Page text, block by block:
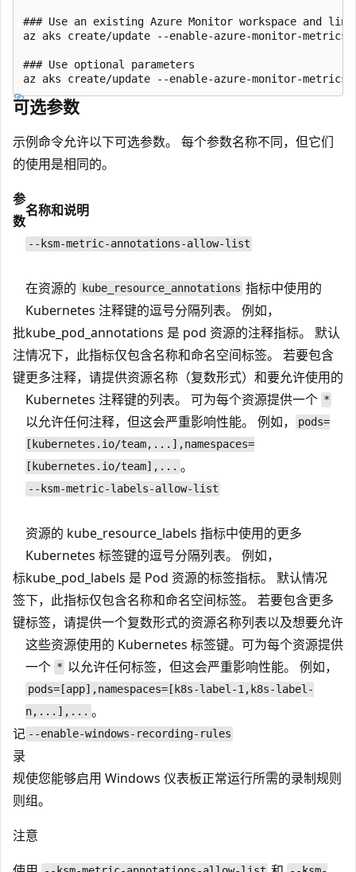
### Use an existing Azure Monitor workspace and
az aks create/update --enable-azure-monitor-metrics
### Use optional parameters
可选参数
示例命令允许以下可选参数。 每个参数名称不同，但它们
的使用是相同的。
参
数
名称和说明
批
注
键
--ksm-metric-annotations-allow-list
在资源的 kube_resource_annotations 指标中使用的
Kubernetes 注释键的逗号分隔列表。 例如，
kube_pod_annotations 是 pod 资源的注释指标。 默认
情况下，此指标仅包含名称和命名空间标签。 若要包含
更多注释，请提供资源名称（复数形式）和要允许使用的
Kubernetes 注释键的列表。 可为每个资源提供一个 *
以允许任何注释，但这会严重影响性能。 例如，
pods=
[kubernetes.io/team,...],namespaces=
[kubernetes.io/team],... 。
标
签
键
--ksm-metric-labels-allow-list
资源的 kube_resource_labels 指标中使用的更多
Kubernetes 标签键的逗号分隔列表。 例如，
kube_pod_labels 是 Pod 资源的标签指标。 默认情况
下，此指标仅包含名称和命名空间标签。 若要包含更多
标签，请提供一个复数形式的资源名称列表以及想要允许
这些资源使用的 Kubernetes 标签键。可为每个资源提供
一个 * 以允许任何标签，但这会严重影响性能。 例如，
pods=[app],namespaces=[k8s-label-1,k8s-label-
n,...],... 。
记
录
规
则
--enable-windows-recording-rules
使您能够启用 Windows 仪表板正常运行所需的录制规则
组。
注意